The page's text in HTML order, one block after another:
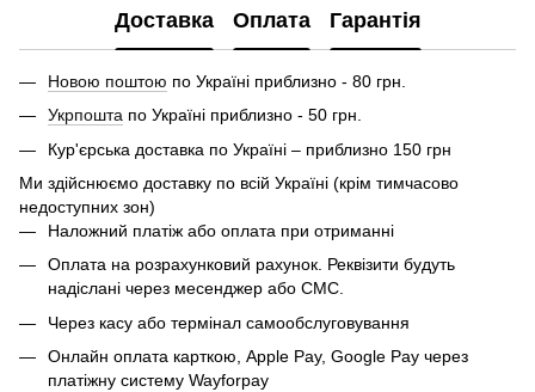
Доставка Оплата Гарантія
Новою поштою по Україні приблизно - 80 грн.
Укрпошта по Україні приблизно - 50 грн.
Кур'єрська доставка по Україні – приблизно 150 грн
Ми здійснюємо доставку по всій Україні (крім тимчасово
недоступних зон)
Наложний платіж або оплата при отриманні
Оплата на розрахунковий рахунок. Реквізити будуть
надіслані через месенджер або СМС.
Через касу або термінал самообслуговування
Онлайн оплата карткою, Apple Pay, Google Pay через
платіжну систему Wayforpay